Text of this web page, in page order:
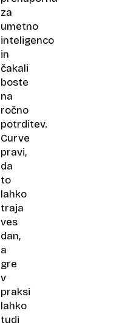
za
umetno
inteligenco
in
čakali
boste
na
ročno
potrditev.
Curve
pravi,
da
to
lahko
traja
ves
dan,
a
gre
v
praksi
lahko
tudi